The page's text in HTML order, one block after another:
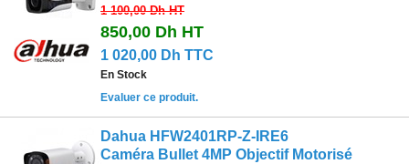
1 100,00 DhHT
850,00 Dh HT
1 020,00 Dh TTC
En Stock
Evaluer ce produit.
Dahua HFW2401RP-Z-IRE6
Caméra Bullet 4MP Objectif Motorisé